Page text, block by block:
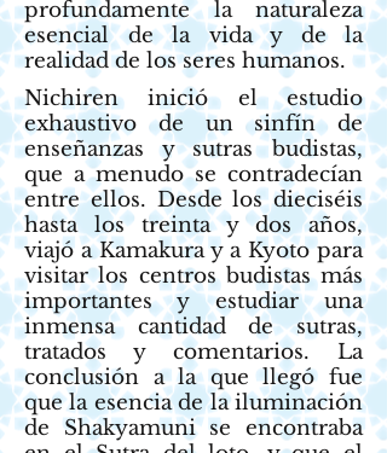
profundamente la naturaleza
esencial de la vida y de la
realidad de los seres humanos.
Nichiren inició el estudio
exhaustivo de un sinfín de
enseñanzas y sutras budistas,
que a menudo se contradecían
entre ellos. Desde los dieciséis
hasta los treinta y dos años,
viajó a Kamakura y a Kyoto para
visitar los centros budistas más
importantes y estudiar una
inmensa cantidad de sutras,
tratados y comentarios. La
conclusión a la que llegó fue
que la esencia de la iluminación
de Shakyamuni se encontraba